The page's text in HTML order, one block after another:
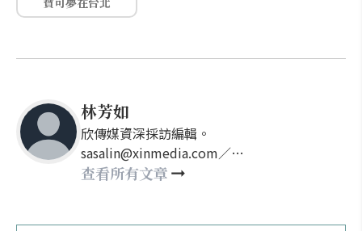
林芳如
欣傳媒資深採訪編輯。
sasalin@xinmedia.com／
happy21917@gmail.com
查看所有文章